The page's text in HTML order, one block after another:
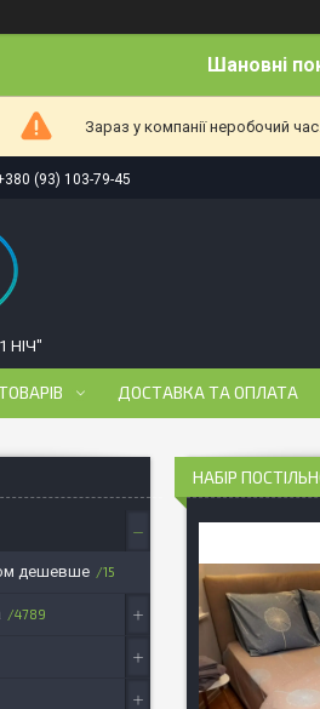
Шановні
Зараз у компанії неробочий
(93) 103-79-45
НІЧ"
ДОСТАВКА ТА ОПЛАТА
НАБІР
дешевше 15
4789